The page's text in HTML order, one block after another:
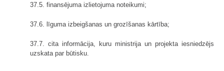
37.5. finansējuma izlietojuma noteikumi;
37.6. līguma izbeigšanas un grozīšanas kārtība;
37.7. cita informācija, kuru ministrija un projekta iesniedzējs
uzskata par būtisku.